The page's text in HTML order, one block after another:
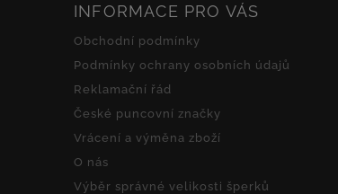
INFORMACE PRO VÁS
Obchodní podmínky
Podmínky ochrany osobních údajů
Reklamační řád
České puncovní značky
Vrácení a výměna zboží
O nás
Výběr správné velikosti šperků